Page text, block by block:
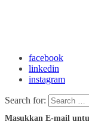
facebook
linkedin
instagram
Search for:
Masukkan E-mail